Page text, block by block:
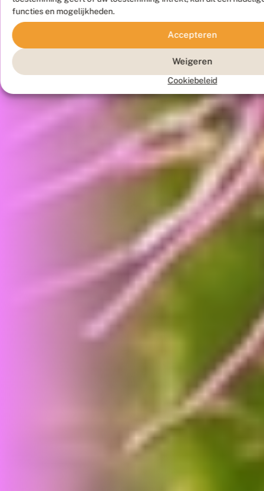
functies en mogelijkheden.
Accepteren
Weigeren
Cookiebeleid